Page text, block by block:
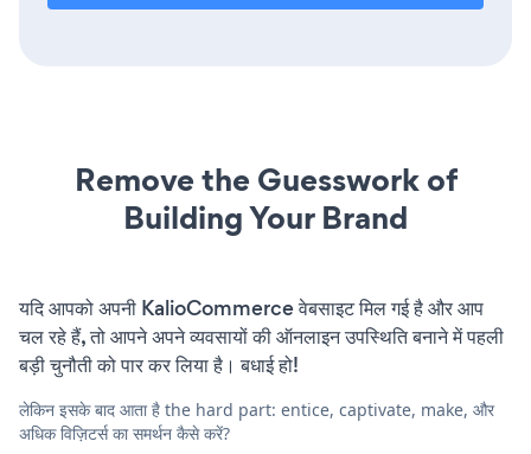
Remove the Guesswork of
Building Your Brand
यदि आपको अपनी KalioCommerce वेबसाइट मिल गई है और आप
चल रहे हैं, तो आपने अपने व्यवसायों की ऑनलाइन उपस्थिति बनाने में पहली
बड़ी चुनौती को पार कर लिया है। बधाई हो!
लेकिन इसके बाद आता है the hard part: entice, captivate, make, और
अधिक विज़िटर्स का समर्थन कैसे करें?